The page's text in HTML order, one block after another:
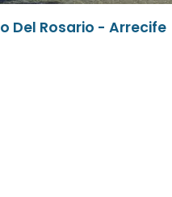
Del Rosario - Arrecife